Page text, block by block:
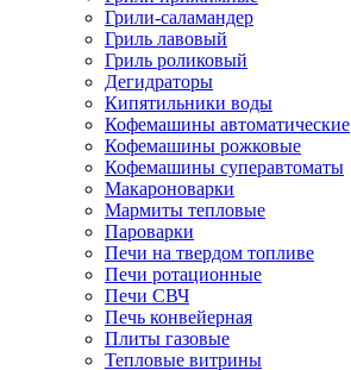
Грили-саламандер
Гриль лавовый
Гриль роликовый
Дегидраторы
Кипятильники воды
Кофемашины автоматические
Кофемашины рожковые
Кофемашины суперавтоматы
Макароноварки
Мармиты тепловые
Пароварки
Печи на твердом топливе
Печи ротационные
Печи СВЧ
Печь конвейерная
Плиты газовые
Тепловые витрины